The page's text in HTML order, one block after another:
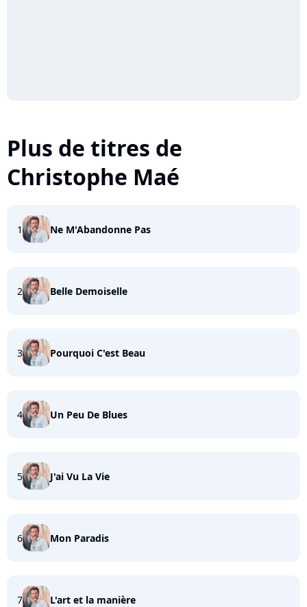
Plus de titres de
Christophe Maé
1 Ne M'Abandonne Pas
2 Belle Demoiselle
3 Pourquoi C'est Beau
4 Un Peu De Blues
5 J'ai Vu La Vie
6 Mon Paradis
7 L'art et la manière